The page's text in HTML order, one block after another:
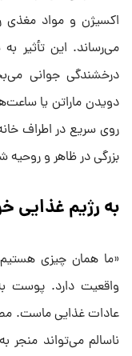
اکسیژن و مواد مغذی
می‌رساند. این
درخشندگی جوانی
دویدن ماراتن یا
روی سریع در اطراف
بزرگی در ظاهر و روحیه
به رژیم غذایی
«ما همان چیزی
واقعیت دارد. پوست
عادات غذایی ماست.
ناسالم می‌تواند منجر